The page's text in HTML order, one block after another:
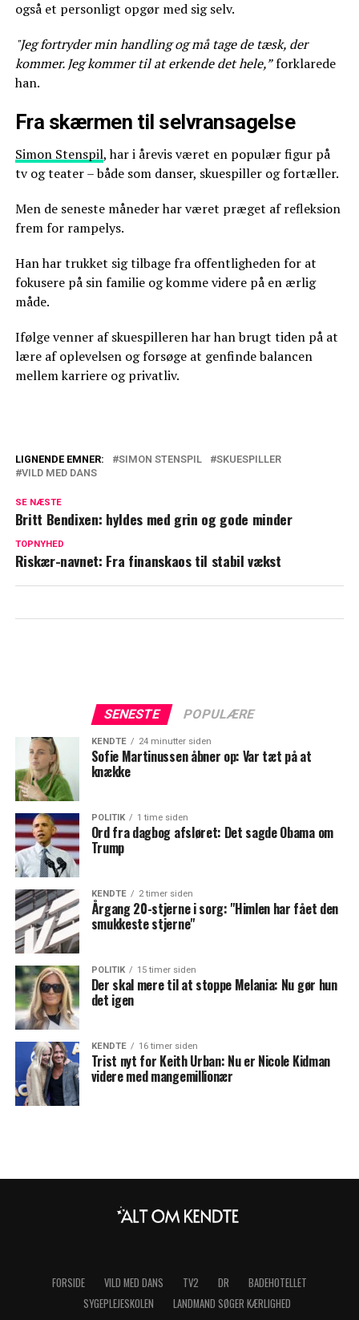
også et personligt opgør med sig selv.
"Jeg fortryder min handling og må tage de tæsk, der
kommer. Jeg kommer til at erkende det hele,”forklarede
han.
Fra skærmen til selvransagelse
Simon Stenspil, har i årevis været en populær figur på
tv og teater – både som danser, skuespiller og fortæller.
Men de seneste måneder har været præget af refleksion
frem for rampelys.
Han har trukket sig tilbage fra offentligheden for at
fokusere på sin familie og komme videre på en ærlig
måde.
Ifølge venner af skuespilleren har han brugt tiden på at
lære af oplevelsen og forsøge at genfinde balancen
mellem karriere og privatliv.
Efter skrækkelig ulykke: Nu deler 'Vild
Ærlige Morten Kjeldgaard: Havde ikke
LIGNENDE EMNER: SIMON STENSPIL
SKUESPILLER
VILD MED DANS
SE NÆSTE
Britt Bendixen: hyldes med grin og gode minder
TOPNYHED
Riskær-navnet: Fra finanskaos til stabil vækst
SENESTE POPULÆRE
KENDTE 24 minutter siden
Sofie Martinussen åbner op: Var tæt på at
knække
POLITIK 1 time siden
Ord fra dagbog afsløret: Det sagde Obama om
Trump
KENDTE 2 timer siden
Årgang 20-stjerne i sorg: "Himlen har fået den
smukkeste stjerne"
POLITIK 15 timer siden
Der skal mere til at stoppe Melania: Nu gør hun
det igen
KENDTE 16 timer siden
Trist nyt for Keith Urban: Nu er Nicole Kidman
videre med mangemillionær
FORSIDE VILD MED DANS TV2 DR
BADEHOTELLET
SYGEPLEJESKOLEN
LANDMAND SØGER KÆRLIGHED